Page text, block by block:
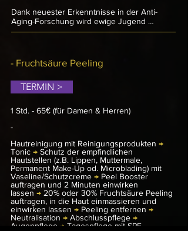
Dank neuester Erkenntnisse in der Anti-
Aging-Forschung wird ewige Jugend
sozusagen zum Greifen nah, denn Platinum
wird Luxuspflege auf höchstem Niveau
erlebbar: Die Haut verspürt die einzigartige
Complexes – basierend auf dem seltenen
und sehr wertvollen Rohstoff Platin und
hochwertigsten Wirkstoffen aus Natur,
Biotechnologie und Synthese, die für eine
Platinum Care überzeugt mit einer doppelten
Anti-Aging-Wirkung: Die Hautoberfläche wird
sofort sichtbar geglättet und gleichzeitig wird
eine langfristige Tiefenwirkung im
Hautgewebe erzielt. Die luxuriöse Textur
und der elegante Duft verwöhnen zudem
Haut und Sinne.
- Fruchtsäure Peeling
TERMIN >
1 Std. - 65€ (für Damen & Herren)
-
Hautreinigung mit Reinigungsprodukten →
Tonic → Schutz der empfindlichen
Hautstellen (z.B. Lippen, Muttermale,
Permanent Make-Up od. Microblading) mit
Vaseline/Schutzcreme → Peel Booster
auftragen und 2 Minuten einwirken
lassen → 20% oder 30% Fruchtsäure Peeling
auftragen, in die Haut einmassieren und
einwirken lassen → Peeling entfernen →
Neutralisation → Abschlusspflege →
Augenpflege → Tagespflege mit SPF.